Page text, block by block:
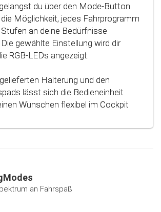
du über den Mode-Button.
Möglichkeit, jedes Fahrprogramm
an deine Bedürfnisse
gewählte Einstellung wird dir
RGB-LEDs angezeigt.
Halterung und den
lässt sich die Bedieneinheit
Wünschen flexibel im Cockpit
an Fahrspaß